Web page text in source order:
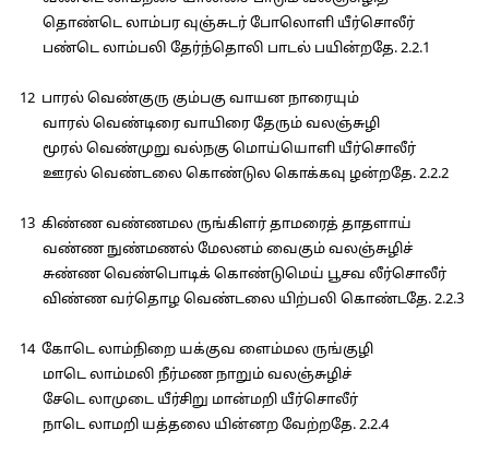
தொண்டெ லாம்பர வுஞ்சுடர் போலொளி யீர்சொலீர்
பண்டெ லாம்பலி தேர்ந்தொலி பாடல் பயின்றதே. 2.2.1
12 பாரல் வெண்குரு கும்பகு வாயன நாரையும்
வாரல் வெண்டிரை வாயிரை தேரும் வலஞ்சுழி
மூரல் வெண்முறு வல்நகு மொய்யொளி யீர்சொலீர்
ஊரல் வெண்டலை கொண்டுல கொக்கவு ழன்றதே. 2.2.2
13 கிண்ண வண்ணமல ருங்கிளர் தாமரைத் தாதளாய்
வண்ண நுண்மணல் மேலனம் வைகும் வலஞ்சுழிச்
சுண்ண வெண்பொடிக் கொண்டுமெய் பூசவ லீர்சொலீர்
விண்ண வர்தொழ வெண்டலை யிற்பலி கொண்டதே. 2.2.3
14 கோடெ லாம்நிறை யக்குவ ளைம்மல ருங்குழி
மாடெ லாம்மலி நீர்மண நாறும் வலஞ்சுழிச்
சேடெ லாமுடை யீர்சிறு மான்மறி யீர்சொலீர்
நாடெ லாமறி யத்தலை யின்னற வேற்றதே. 2.2.4